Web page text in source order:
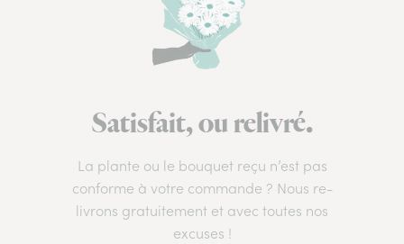
Satisfait, ou relivré.
La plante ou le bouquet reçu n’est pas
conforme à votre commande ? Nous re-
livrons gratuitement et avec toutes nos
excuses !